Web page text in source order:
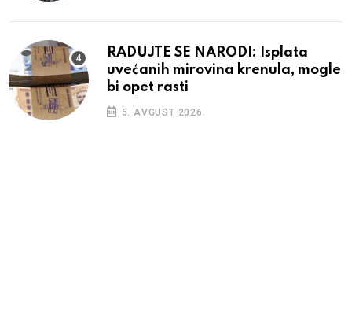
RADUJTE SE NARODI: Isplata
uvećanih mirovina krenula, mogle
bi opet rasti
5. AVGUST 2026.